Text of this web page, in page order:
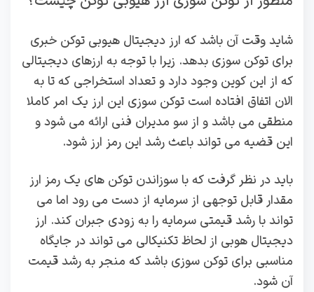
شاید وقت آن باشد که ارز دیجیتال هیوبی توکن خبری
برای توکن سوزی بدهد. زیرا با توجه به ارزهای دیجیتالی
که از این کوین وجود دارد و تعداد استخراجی که تا به
الان اتفاق افتاده است توکن سوزی این ارز یک امر کاملا
منطقی می باشد و از سو مدیران فنی ارائه می شود و
این قضیه می تواند باعث رشد این رمز ارز شود.
باید در نظر گرفت که با سوزاندن توکن های یک رمز ارز
مقدار قابل توجهی از سرمایه از دست می‌ رود اما می‌
تواند با رشد قیمتی سرمایه را به زودی جبران کند. ارز
دیجیتال هوبی از لحاظ تکنیکالی می‌ تواند در جایگاه
مناسبی برای توکن سوزی باشد که منجر به رشد قیمت
آن شود.